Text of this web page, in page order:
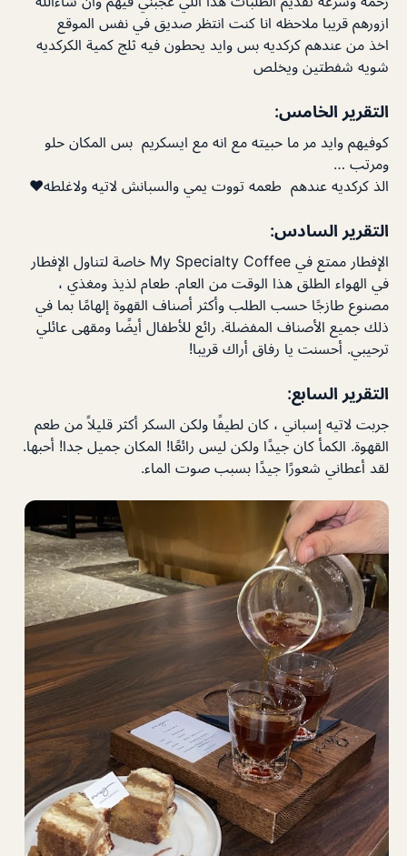
ازورهم قريبا ملاحظه انا كنت انتظر صديق في نفس الموقع
اخذ من عندهم كركديه بس وايد يحطون فيه ثلج كمية الكركديه
شويه شفطتين ويخلص
التقرير الخامس:
كوفيهم وايد مر ما حبيته مع انه مع ايسكريم بس المكان حلو
ومرتب …
الذ كركديه عندهم طعمه تووت يمي والسبانش لاتيه ولاغلطه❤️
التقرير السادس:
الإفطار ممتع في My Specialty Coffee خاصة لتناول الإفطار
في الهواء الطلق هذا الوقت من العام. طعام لذيذ ومغذي ،
مصنوع طازجًا حسب الطلب وأكثر أصناف القهوة إلهامًا بما في
ذلك جميع الأصناف المفضلة. رائع للأطفال أيضًا ومقهى عائلي
ترحيبي. أحسنت يا رفاق أراك قريبا!
التقرير السابع:
جربت لاتيه إسباني ، كان لطيفًا ولكن السكر أكثر قليلاً من طعم
القهوة. الكمأ كان جيدًا ولكن ليس رائعًا! المكان جميل جدا! أحبها.
لقد أعطاني شعورًا جيدًا بسبب صوت الماء.